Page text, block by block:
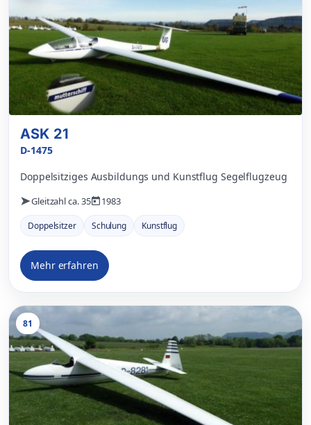
ASK 21
D-1475
Doppelsitziges Ausbildungs und Kunstflug Segelflugzeug
Gleitzahl ca. 35 1983
Doppelsitzer Schulung Kunstflug
Mehr erfahren
81